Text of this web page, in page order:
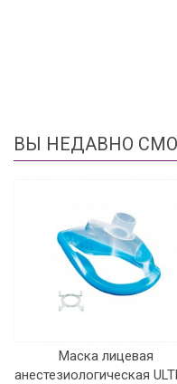
ВЫ НЕДАВНО
Маска лицевая
анестезиологическая